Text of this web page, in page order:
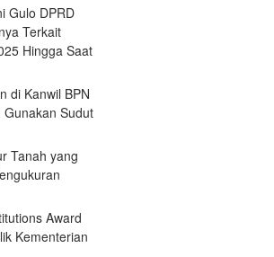
Gulo DPRD
Terkait
Hingga Saat
di Kanwil BPN
Gunakan Sudut
Tanah yang
Award
Kementerian